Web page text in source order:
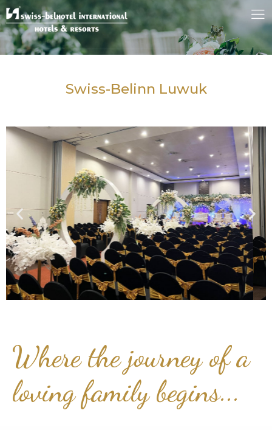
Swiss-Belinn Luwuk
Where the journey of a
loving family begins...